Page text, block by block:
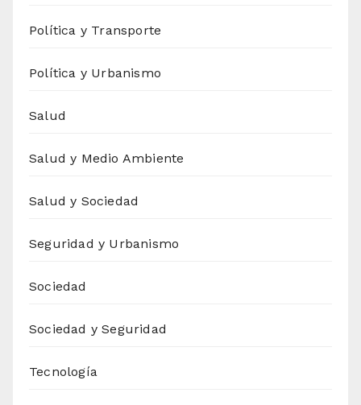
Política y Transporte
Política y Urbanismo
Salud
Salud y Medio Ambiente
Salud y Sociedad
Seguridad y Urbanismo
Sociedad
Sociedad y Seguridad
Tecnología